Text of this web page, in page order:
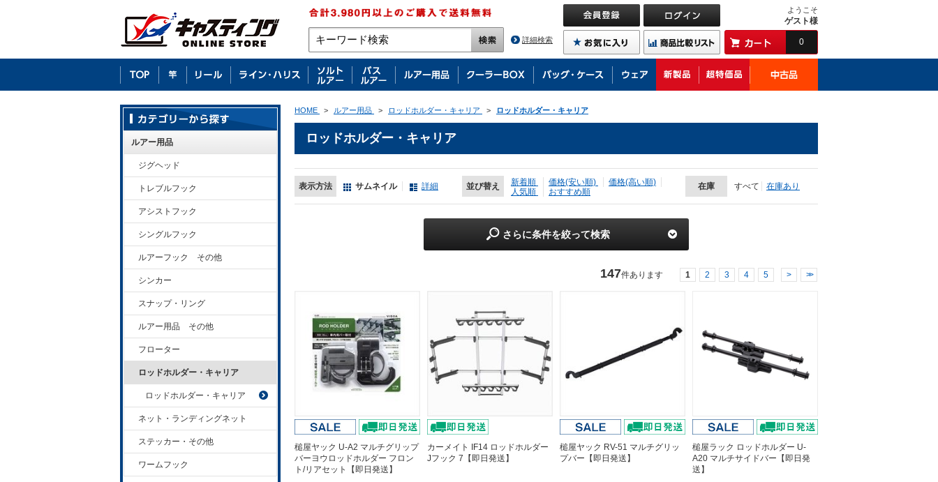
詳細検索
ようこそ
ゲスト様
0
HOME > ルアー用品 > ロッドホルダー・キャリア > ロッドホルダー・キャリア
ロッドホルダー・キャリア
表示方法 サムネイル 詳細 並び替え 新着順 価格(安い順)
価格(高い順)
人気順
おすすめ順
在庫 すべて 在庫あり
さらに条件を絞って検索
147件あります 1 2 3 4 5 > >>
槌屋ヤック U-A2 マルチグリップ
バーヨウロッドホルダー フロン
ト/リアセット【即日発送】
カーメイト IF14 ロッドホルダー
Jフック 7【即日発送】
槌屋ヤック RV-51 マルチグリッ
プバー【即日発送】
槌屋ラック ロッドホルダー U-
A20 マルチサイドバー【即日発
送】
ルアー用品
ジグヘッド
トレブルフック
アシストフック
シングルフック
ルアーフック その他
シンカー
スナップ・リング
ルアー用品 その他
フローター
ロッドホルダー・キャリア
ロッドホルダー・キャリア
ネット・ランディングネット
ステッカー・その他
ワームフック